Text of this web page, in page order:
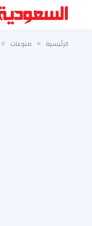
الرئيسية » منوعات »